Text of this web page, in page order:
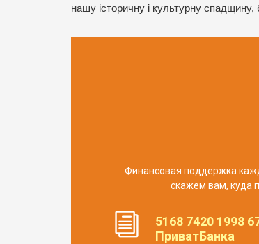
нашу історичну і культурну
Финансовая поддержка
скажем вам, куда
5168 7420 1998
ПриватБанка